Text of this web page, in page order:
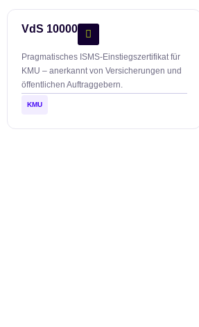
VdS 10000
Pragmatisches ISMS-Einstiegszertifikat für
KMU – anerkannt von Versicherungen und
öffentlichen Auftraggebern.
KMU